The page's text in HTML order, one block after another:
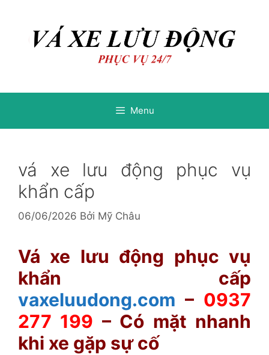
Menu
vá xe lưu động phục vụ
khẩn cấp
06/06/2026 Bởi Mỹ Châu
Vá xe lưu động phục vụ
khẩn cấp
vaxeluudong.com – 0937
277 199 – Có mặt nhanh
khi xe gặp sự cố